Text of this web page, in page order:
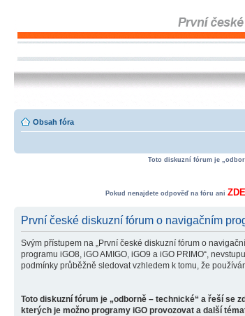
Obsah fóra
Toto diskuzní fórum je
Pokud nenajdete odpověď na fóru ani ZDE
První české diskuzní fórum o navigačním
Svým přístupem na „První české diskuzní fórum o
programu iGO8, iGO AMIGO, iGO9 a iGO PRIMO“,
podmínky průběžně sledovat vzhledem k tomu, že
Toto diskuzní fórum je „odborně – technické“ a řeší se
kterých je možno programy iGO provozovat a další